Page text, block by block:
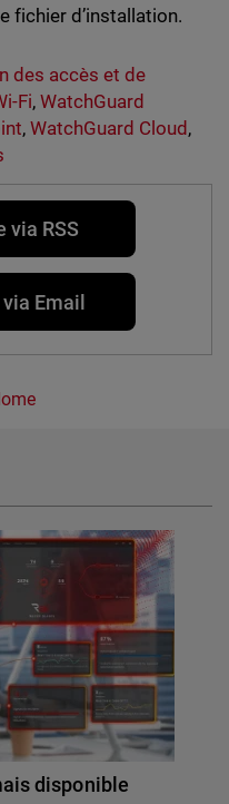
fichier d’installation.
des accès et de
Fi,WatchGuard
,WatchGuard Cloud,
via RSS
Email
disponible